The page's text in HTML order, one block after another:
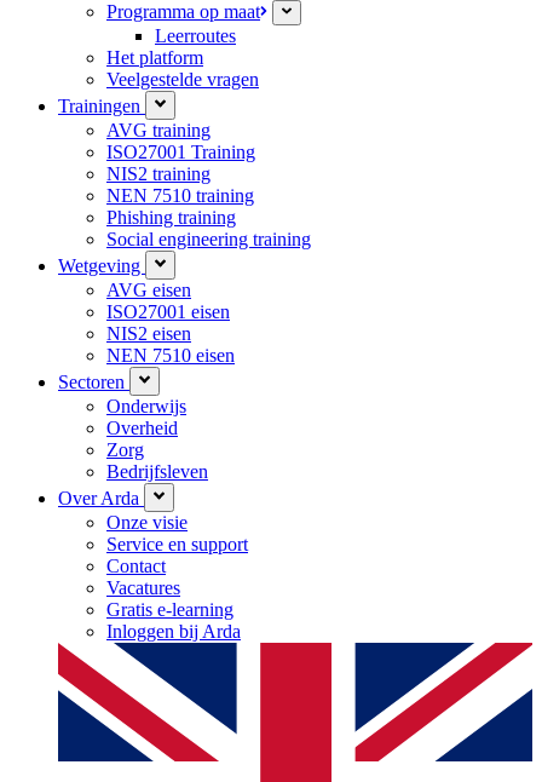
Programma op maat
Leerroutes
Het platform
Veelgestelde vragen
Trainingen
AVG training
ISO27001 Training
NIS2 training
NEN 7510 training
Phishing training
Social engineering training
Wetgeving
AVG eisen
ISO27001 eisen
NIS2 eisen
NEN 7510 eisen
Sectoren
Onderwijs
Overheid
Zorg
Bedrijfsleven
Over Arda
Onze visie
Service en support
Contact
Vacatures
Gratis e-learning
Inloggen bij Arda